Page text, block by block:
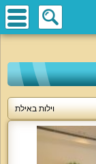
וילות באילת